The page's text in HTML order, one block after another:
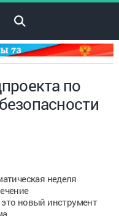
по
неделя
это новый инструмент